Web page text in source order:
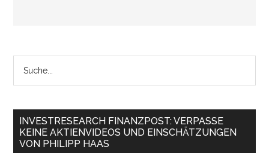
INVESTRESEARCH FINANZPOST: VERPASSE
KEINE AKTIENVIDEOS UND EINSCHÄTZUNGEN
VON PHILIPP HAAS